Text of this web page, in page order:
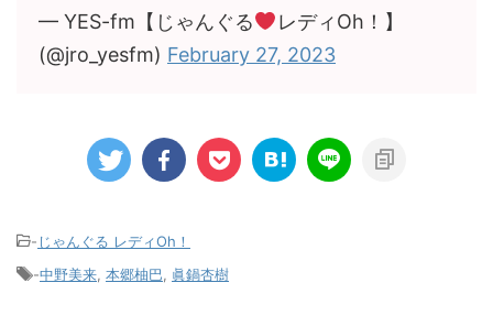
— YES-fm【じゃんぐる
レディOh！】
(@jro_yesfm) February 27, 2023
- じゃんぐる レディOh！
-中野美来 本郷柚巴 眞鍋杏樹